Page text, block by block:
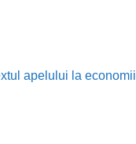
apelului la economii